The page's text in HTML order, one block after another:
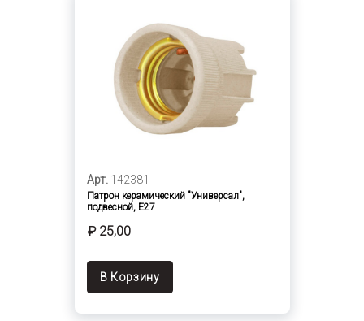
Арт. 142381
Патрон керамический "Универсал",
подвесной, E27
₽ 25,00
В Корзину